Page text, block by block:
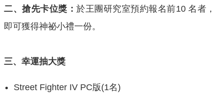
二、搶先卡位獎： 於王團研究室預約報名前10 名者，
即可獲得神祕小禮一份。
三、幸運抽大獎
Street Fighter IV PC版(1名)